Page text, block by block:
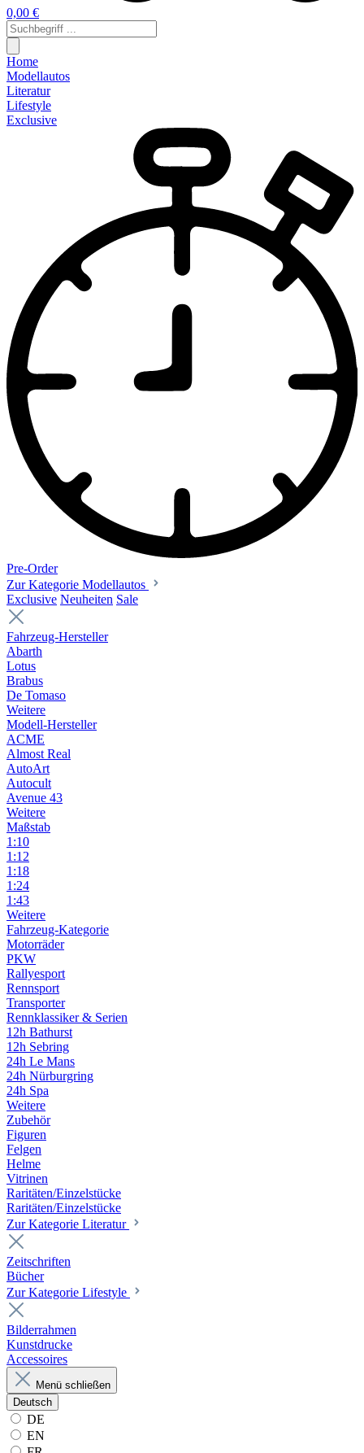
0,00 €
Home
Modellautos
Literatur
Lifestyle
Exclusive
Pre-Order
Zur Kategorie Modellautos
Exclusive Neuheiten Sale
Fahrzeug-Hersteller
Abarth
Lotus
Brabus
De Tomaso
Weitere
Modell-Hersteller
ACME
Almost Real
AutoArt
Autocult
Avenue 43
Weitere
Maßstab
1:10
1:12
1:18
1:24
1:43
Weitere
Fahrzeug-Kategorie
Motorräder
PKW
Rallyesport
Rennsport
Transporter
Rennklassiker & Serien
12h Bathurst
12h Sebring
24h Le Mans
24h Nürburgring
24h Spa
Weitere
Zubehör
Figuren
Felgen
Helme
Vitrinen
Raritäten/Einzelstücke
Raritäten/Einzelstücke
Zur Kategorie Literatur
Zeitschriften
Bücher
Zur Kategorie Lifestyle
Bilderrahmen
Kunstdrucke
Accessoires
Menü schließen
Deutsch
DE
EN